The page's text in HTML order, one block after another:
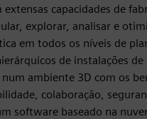
extensas capacidades de
explorar, analisar e
em todos os níveis de
de instalações de
ambiente 3D com os
colaboração,
software baseado na